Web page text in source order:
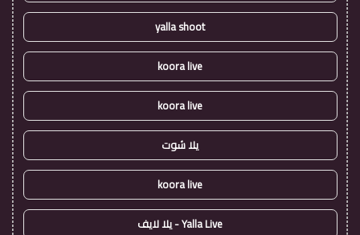
yalla shoot
koora live
koora live
يلا شوت
koora live
Yalla Live - يلا لايف